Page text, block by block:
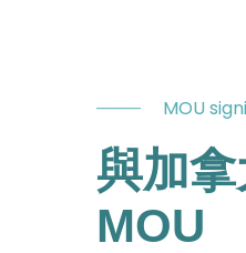
MOU
與加
MOU